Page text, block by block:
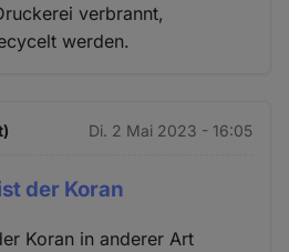
verbrannt,
werden.
Di. 2 Mai 2023 - 16:05
der Koran
Koran in anderer Art